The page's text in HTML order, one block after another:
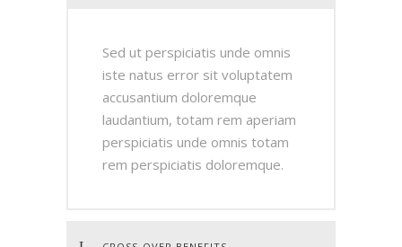
Sed ut perspiciatis unde omnis
iste natus error sit voluptatem
accusantium doloremque
laudantium, totam rem aperiam
perspiciatis unde omnis totam
rem perspiciatis doloremque.